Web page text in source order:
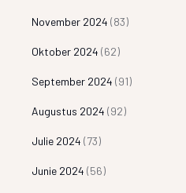
November 2024 (83)
Oktober 2024 (62)
September 2024 (91)
Augustus 2024 (92)
Julie 2024 (73)
Junie 2024 (56)